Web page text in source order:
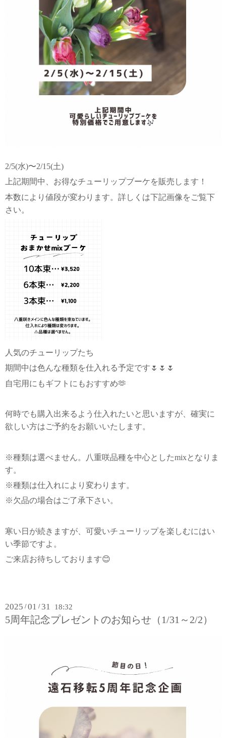
2/5(水)〜2/15(土)
上記期間中、お得なチューリップブーケを販売します！
本数により値段が変わります。詳しくは下記画像をご覧下
さい。
人気のチューリップたち
期間中は色んな種類を仕入れる予定です🌷🌷🌷
自宅用にもギフトにもおすすめ🫶
何時でも購入出来るよう仕入れたいと思いますが、確実に
欲しい方はご予約をお願いいたします。
※種類は選べません。八重咲品種を中心としたmixとなりま
す。
※種類は仕入れにより変わります。
※欠品の場合はご了承下さい。
寒い日が続きますが、可愛いチューリップを楽しむにはい
い季節ですよ。
ご来店お待ちしております😊
2025 /01 /31 18:32
5周年記念プレゼントのお知らせ（1/31～2/2）